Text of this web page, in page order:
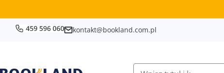
kontakt@bookland.com.pl